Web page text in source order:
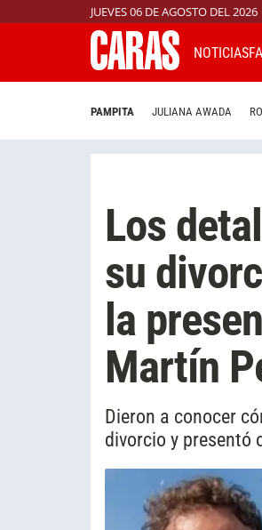
JUEVES 06 DE AGOSTO DEL 2026
NOTICIAS
PAMPITA JULIANA AWADA
Los
su
la
Martín
Dieron a conocer
divorcio y presentó